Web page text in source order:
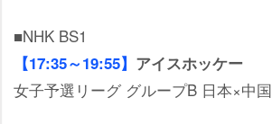
■NHK BS1
【17:35～19:55】 アイスホッケー
女子予選リーグ グループB 日本×中国